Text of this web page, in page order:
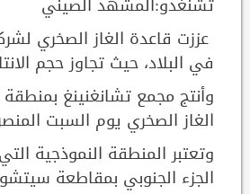
عززت قاعدة الغاز الصخري
في البلاد، حيث تجاوز حجم الانتاج اليومي 20 مليون متر مكعب
الغاز الصخري يوم السبت
الجزء الجنوبي بمقاطعة